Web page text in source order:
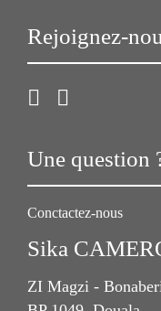
Rejoignez-
Une question
Conctactez-nous
Sika
ZI Magzi -